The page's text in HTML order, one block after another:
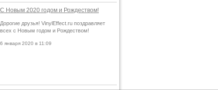
С Новым 2020 годом и Рождеством!
Дорогие друзья! VinylEffect.ru поздравляет
всех с Новым годом и Рождеством!
6 января 2020 в 11:09